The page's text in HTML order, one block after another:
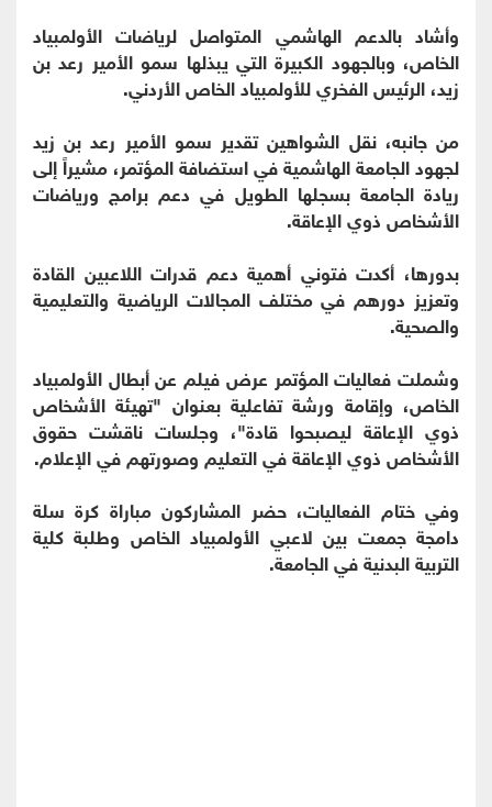
وأشاد بالدعم الهاشمي المتواصل لرياضات الأولمبياد
الخاص، وبالجهود الكبيرة التي يبذلها سمو الأمير رعد بن
زيد، الرئيس الفخري للأولمبياد الخاص الأردني.
من جانبه، نقل الشواهين تقدير سمو الأمير رعد بن زيد
لجهود الجامعة الهاشمية في استضافة المؤتمر، مشيراً إلى
ريادة الجامعة بسجلها الطويل في دعم برامج ورياضات
الأشخاص ذوي الإعاقة.
بدورها، أكدت فتوني أهمية دعم قدرات اللاعبين القادة
وتعزيز دورهم في مختلف المجالات الرياضية والتعليمية
والصحية.
وشملت فعاليات المؤتمر عرض فيلم عن أبطال الأولمبياد
الخاص، وإقامة ورشة تفاعلية بعنوان "تهيئة الأشخاص
ذوي الإعاقة ليصبحوا قادة"، وجلسات ناقشت حقوق
الأشخاص ذوي الإعاقة في التعليم وصورتهم في الإعلام.
وفي ختام الفعاليات، حضر المشاركون مباراة كرة سلة
دامجة جمعت بين لاعبي الأولمبياد الخاص وطلبة كلية
التربية البدنية في الجامعة.